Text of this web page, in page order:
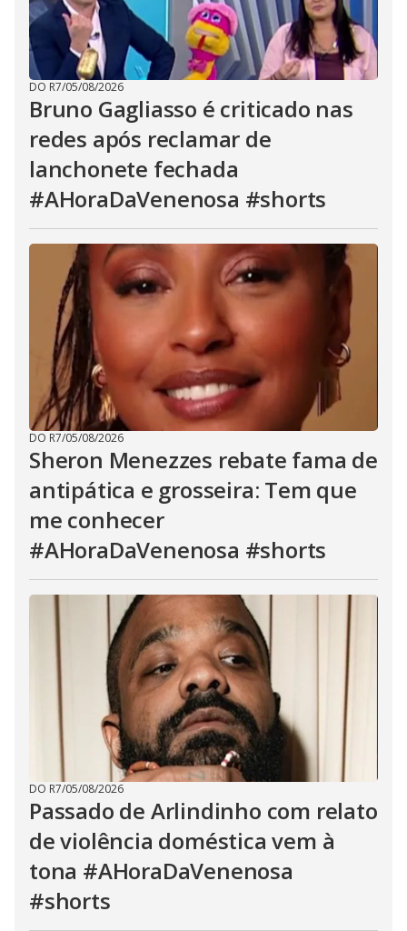
DO R7/05/08/2026
Bruno Gagliasso é criticado nas
redes após reclamar de
lanchonete fechada
#AHoraDaVenenosa #shorts
DO R7/05/08/2026
Sheron Menezzes rebate fama de
antipática e grosseira: Tem que
me conhecer
#AHoraDaVenenosa #shorts
DO R7/05/08/2026
Passado de Arlindinho com relato
de violência doméstica vem à
tona #AHoraDaVenenosa
#shorts